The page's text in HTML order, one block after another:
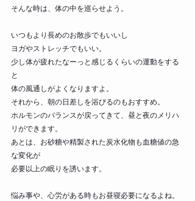
そんな時は、体の中を巡らせよう。
いつもより長めのお散歩でもいいし
ヨガやストレッチでもいい。
少し体が疲れたなーっと感じるくらいの運動をする
と
体の風通しがよくなりますよ。
それから、朝の日差しを浴びるのもおすすめ。
ホルモンのバランスが戻ってきて、昼と夜のメリハ
リができます。
あとは、お砂糖や精製された炭水化物も血糖値の急
な変化が
必要以上の眠りを誘います。
悩み事や、心労がある時もお昼寝必要になるよね。